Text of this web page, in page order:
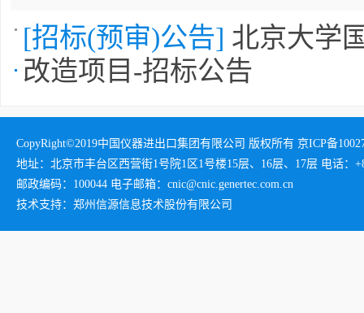
[招标(预审)公告] 北京大学
改造项目-招标公告
CopyRight©2019中国仪器进出口集团有限公司 版权所有 京ICP备
地址：北京市丰台区西营街1号院1区1号楼15层、16层、17层 电话：
邮政编码：100044 电子邮箱：cnic@cnic.genertec.com.cn
技术支持：郑州信源信息技术股份有限公司